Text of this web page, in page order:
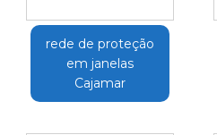
rede de proteção
em janelas
Cajamar